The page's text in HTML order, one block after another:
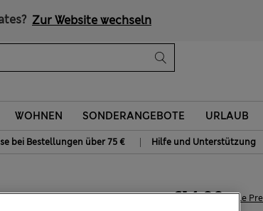
Zur Website wechseln
WOHNEN SONDERANGEBOTE URLAUB
bei Bestellungen über 75 € | Hilfe und Unterstützung
€14,00 Alle